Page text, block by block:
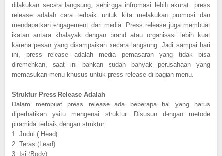
dilakukan secara langsung, sehingga infromasi lebih akurat. press
release adalah cara terbaik untuk kita melakukan promosi dan
mendapatkan engagement dari media. Press release juga membuat
ikatan antara khalayak dengan brand atau organisasi lebih kuat
karena pesan yang disampaikan secara langsung. Jadi sampai hari
ini, press release adalah media pemasaran yang tidak bisa
diremehkan, saat ini bahkan sudah banyak perusahaan yang
memasukan menu khusus untuk press release di bagian menu.
Struktur Press Release Adalah
Dalam membuat press release ada beberapa hal yang harus
diperhatikan yaitu mengenai struktur. Disusun dengan metode
piramida terbaik dengan struktur:
1. Judul ( Head)
2. Teras (Lead)
3. Isi (Body)